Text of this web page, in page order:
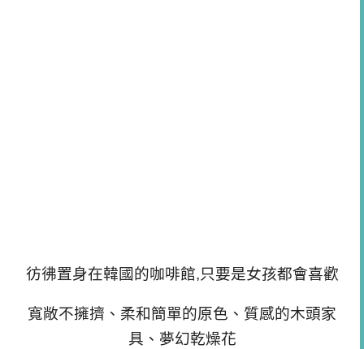
彷彿置身在韓國的咖啡館,只要是女孩都會喜歡
寬敞不擁擠、柔和簡單的原色、質感的木頭家
具、夢幻乾燥花